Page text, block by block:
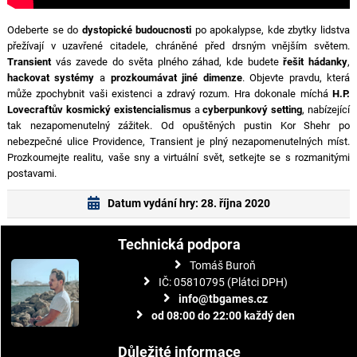
Odeberte se do dystopické budoucnosti po apokalypse, kde zbytky lidstva
přežívají v uzavřené citadele, chráněné před drsným vnějším světem.
Transientvás zavede do světa plného záhad, kde budeteřešit hádanky,
hackovat systémy a prozkoumávat jiné dimenze. Objevte pravdu, která
může zpochybnit vaši existenci a zdravý rozum. Hra dokonale mícháH.P.
Lovecraftův kosmický existencialismusacyberpunkový setting, nabízející
tak nezapomenutelný zážitek. Od opuštěných pustin Kor Shehr po
nebezpečné ulice Providence, Transient je plný nezapomenutelných míst.
Prozkoumejte realitu, vaše sny a virtuální svět, setkejte se s rozmanitými
postavami.
Datum vydání hry: 28. října 2020
Technická podpora
Tomáš Buroň
IČ: 05810795 (Plátci DPH)
info@tbgames.cz
od 08:00 do 22:00 každý den
Důležité informace